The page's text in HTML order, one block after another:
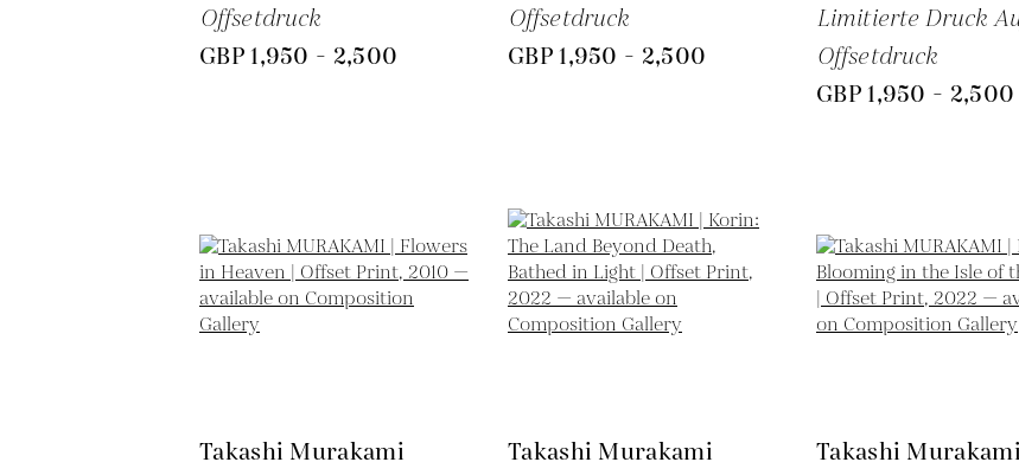
Offsetdruck
GBP 1,950 - 2,500
Offsetdruck
GBP 1,950 - 2,500
Limitierte Druck
Offsetdruck
GBP 1,950 - 2,500
Takashi Murakami
Takashi Murakami
Takashi Murakami